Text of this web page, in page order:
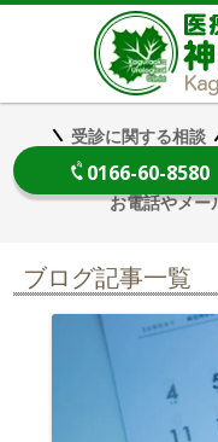
受診に関する相談
0166-60-8580
お電話やメー
ブログ記事一覧